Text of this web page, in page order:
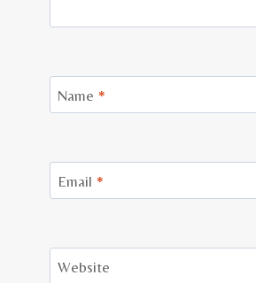
Name *
Email *
Website